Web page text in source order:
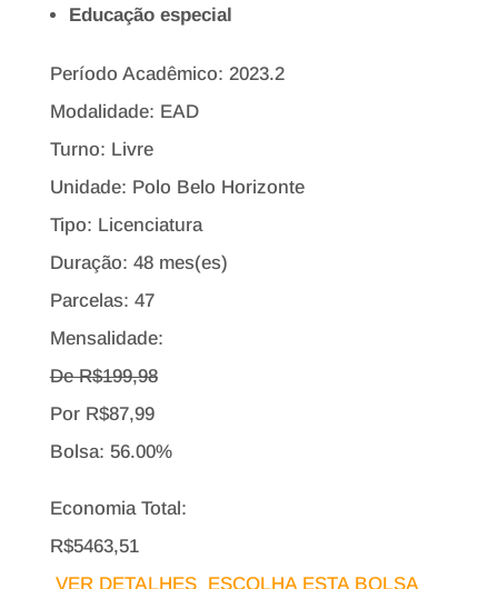
Educação especial
Período Acadêmico: 2023.2
Modalidade: EAD
Turno: Livre
Unidade: Polo Belo Horizonte
Tipo: Licenciatura
Duração: 48 mes(es)
Parcelas: 47
Mensalidade:
De R$199,98
Por R$87,99
Bolsa: 56.00%
Economia Total:
R$5463,51
VER DETALHES ESCOLHA ESTA BOLSA